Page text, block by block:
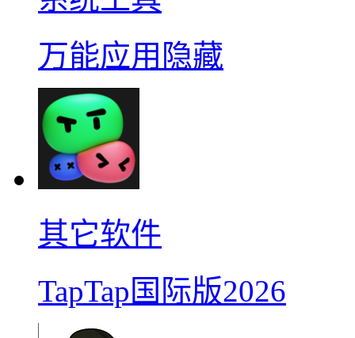
万能应用隐藏
其它软件
TapTap国际版2026